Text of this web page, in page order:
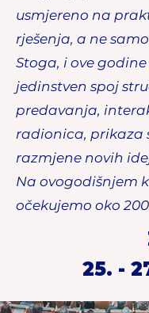
usmjereno na
rješenja, a ne
Stoga, i ove
jedinstven spoj
predavanja,
radionica, prikaza
razmjene novih
Na ovogodišnjem
očekujemo oko
25. -